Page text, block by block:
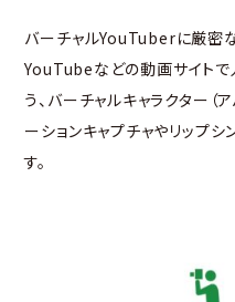
バーチャルYouTuberに厳密
YouTubeなどの動画サイト
う、バーチャルキャラクター（
ーションキャプチャやリップ
す。